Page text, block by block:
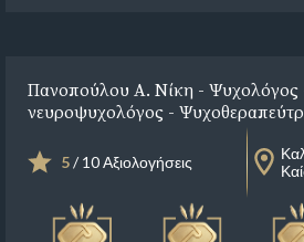
Πανοπούλου Α. Νίκη - Ψυχολόγος
νευροψυχολόγος -
5/ 10 Αξιολογήσεις